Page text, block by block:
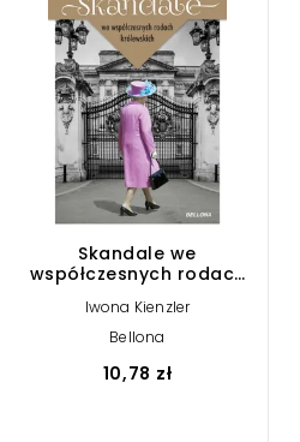
Skandale we
współczesnych rodach
pocketowe)
Iwona Kienzler
Bellona
10,78 zł